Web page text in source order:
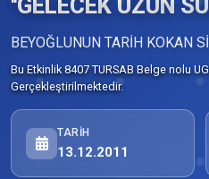
''GELECEK UZUN
BEYOĞLUNUN TARİH KOKAN
Bu Etkinlik 8407 TURSAB Belge nolu
Gerçekleştirilmektedir.
TARIH
13.12.2011